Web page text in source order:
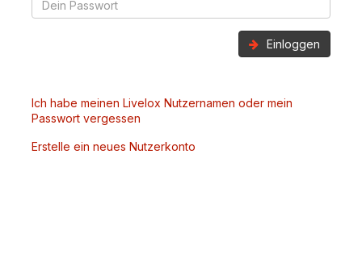
Einloggen
Ich habe meinen Livelox Nutzernamen oder mein
Passwort vergessen
Erstelle ein neues Nutzerkonto